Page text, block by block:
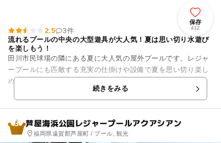
保存
412
2.5
3件
流れるプールの中央の大型遊具が大人気！夏は思い切り水遊び
を楽しもう！
田川市民球場の隣にある夏に大人気の屋外プールです。レジャ
ープールにも匹敵する充実の仕掛けや設備で夏を思い切り楽し
めます！ 流れるプールの中央には大型の複合遊具があり、水遊
続きをみる
3 芦屋海浜公園レジャープールアクアシアン
福岡県遠賀郡芦屋町 / プール, 観光